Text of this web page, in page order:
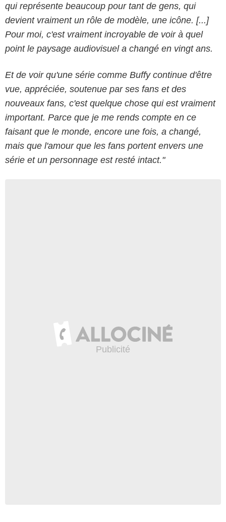
qui représente beaucoup pour tant de gens, qui
devient vraiment un rôle de modèle, une icône. [...]
Pour moi, c'est vraiment incroyable de voir à quel
point le paysage audiovisuel a changé en vingt ans.
Et de voir qu'une série comme Buffy continue d'être
vue, appréciée, soutenue par ses fans et des
nouveaux fans, c'est quelque chose qui est vraiment
important. Parce que je me rends compte en ce
faisant que le monde, encore une fois, a changé,
mais que l'amour que les fans portent envers une
série et un personnage est resté intact."